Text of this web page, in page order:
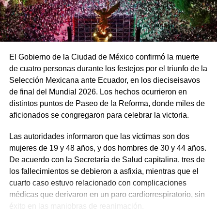
El Gobierno de la Ciudad de México confirmó la muerte
de cuatro personas durante los festejos por el triunfo de la
Selección Mexicana ante Ecuador, en los dieciseisavos
de final del Mundial 2026. Los hechos ocurrieron en
distintos puntos de Paseo de la Reforma, donde miles de
aficionados se congregaron para celebrar la victoria.
Las autoridades informaron que las víctimas son dos
mujeres de 19 y 48 años, y dos hombres de 30 y 44 años.
De acuerdo con la Secretaría de Salud capitalina, tres de
los fallecimientos se debieron a asfixia, mientras que el
cuarto caso estuvo relacionado con complicaciones
médicas que derivaron en un paro cardiorrespiratorio, sin
éxito en las maniobras de reanimación.